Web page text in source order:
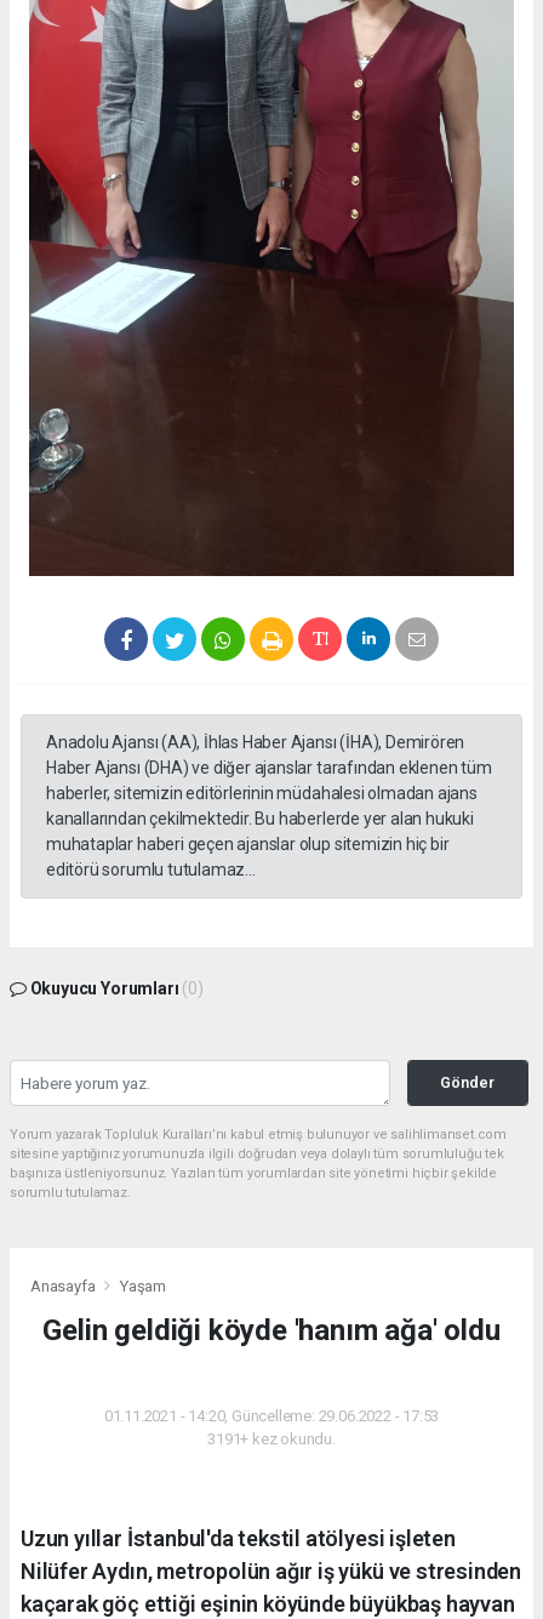
Anadolu Ajansı (AA), İhlas Haber Ajansı (İHA), Demirören
Haber Ajansı (DHA) ve diğer ajanslar tarafından eklenen tüm
haberler, sitemizin editörlerinin müdahalesi olmadan ajans
kanallarından çekilmektedir. Bu haberlerde yer alan hukuki
muhataplar haberi geçen ajanslar olup sitemizin hiç bir
editörü sorumlu tutulamaz...
Okuyucu Yorumları (0)
Gönder
Yorum yazarak Topluluk Kuralları’nı kabul etmiş bulunuyor ve salihlimanset.com
sitesine yaptığınız yorumunuzla ilgili doğrudan veya dolaylı tüm sorumluluğu tek
başınıza üstleniyorsunuz. Yazılan tüm yorumlardan site yönetimi hiçbir şekilde
sorumlu tutulamaz.
Anasayfa Yaşam
Gelin geldiği köyde 'hanım ağa' oldu
01.11.2021 - 14:20, Güncelleme: 29.06.2022 - 17:53
3191+ kez okundu.
Uzun yıllar İstanbul'da tekstil atölyesi işleten
Nilüfer Aydın, metropolün ağır iş yükü ve stresinden
kaçarak göç ettiği eşinin köyünde büyükbaş hayvan